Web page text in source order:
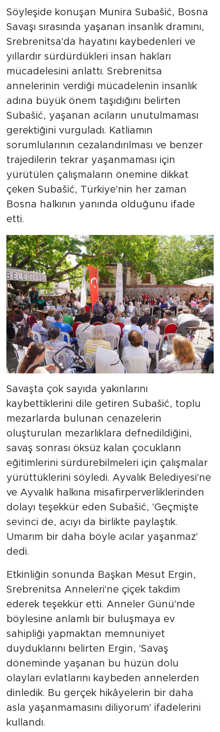
Söyleşide konuşan Munira Subašić, Bosna
Savaşı sırasında yaşanan insanlık dramını,
Srebrenitsa'da hayatını kaybedenleri ve
yıllardır sürdürdükleri insan hakları
mücadelesini anlattı. Srebrenitsa
annelerinin verdiği mücadelenin insanlık
adına büyük önem taşıdığını belirten
Subašić, yaşanan acıların unutulmaması
gerektiğini vurguladı. Katliamın
sorumlularının cezalandırılması ve benzer
trajedilerin tekrar yaşanmaması için
yürütülen çalışmaların önemine dikkat
çeken Subašić, Türkiye'nin her zaman
Bosna halkının yanında olduğunu ifade
etti.
Savaşta çok sayıda yakınlarını
kaybettiklerini dile getiren Subašić, toplu
mezarlarda bulunan cenazelerin
oluşturulan mezarlıklara defnedildiğini,
savaş sonrası öksüz kalan çocukların
eğitimlerini sürdürebilmeleri için çalışmalar
yürüttüklerini söyledi. Ayvalık Belediyesi'ne
ve Ayvalık halkına misafirperverliklerinden
dolayı teşekkür eden Subašić, 'Geçmişte
sevinci de, acıyı da birlikte paylaştık.
Umarım bir daha böyle acılar yaşanmaz'
dedi.
Etkinliğin sonunda Başkan Mesut Ergin,
Srebrenitsa Anneleri'ne çiçek takdim
ederek teşekkür etti. Anneler Günü'nde
böylesine anlamlı bir buluşmaya ev
sahipliği yapmaktan memnuniyet
duyduklarını belirten Ergin, 'Savaş
döneminde yaşanan bu hüzün dolu
olayları evlatlarını kaybeden annelerden
dinledik. Bu gerçek hikâyelerin bir daha
asla yaşanmamasını diliyorum' ifadelerini
kullandı.